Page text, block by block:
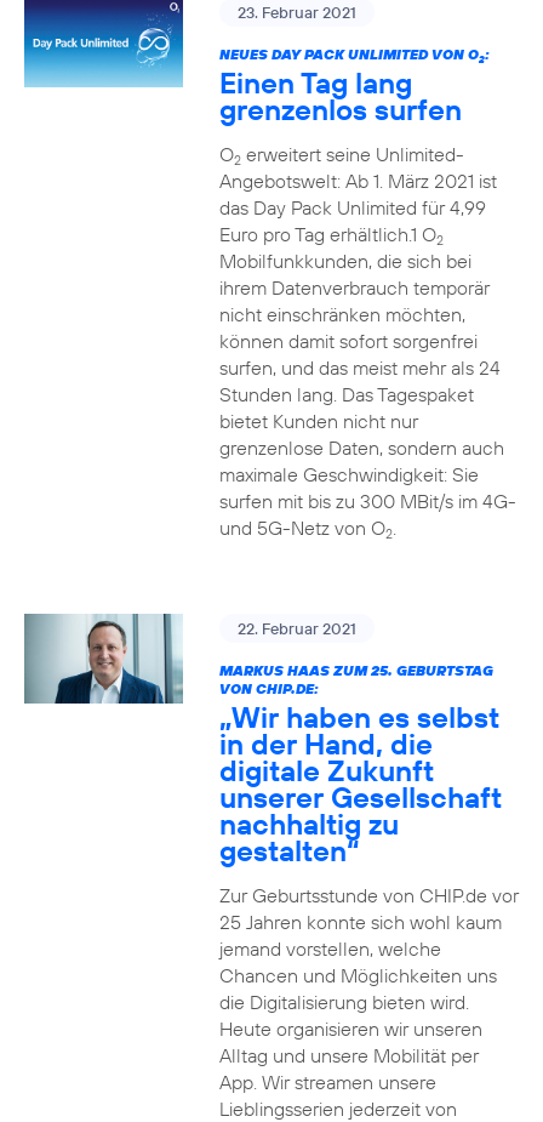
23. Februar 2021
NEUES DAY PACK UNLIMITED VON O2:
Einen Tag lang
grenzenlos surfen
O2erweitert seine Unlimited-
Angebotswelt: Ab 1. März 2021 ist
das Day Pack Unlimited für 4,99
Euro pro Tag erhältlich.1 O2
Mobilfunkkunden, die sich bei
ihrem Datenverbrauch temporär
nicht einschränken möchten,
können damit sofort sorgenfrei
surfen, und das meist mehr als 24
Stunden lang. Das Tagespaket
bietet Kunden nicht nur
grenzenlose Daten, sondern auch
maximale Geschwindigkeit: Sie
surfen mit bis zu 300 MBit/s im 4G-
und 5G-Netz von O2.
22. Februar 2021
MARKUS HAAS ZUM 25. GEBURTSTAG
VON CHIP.DE:
„Wir haben es selbst
in der Hand, die
digitale Zukunft
unserer Gesellschaft
nachhaltig zu
gestalten“
Zur Geburtsstunde von CHIP.de vor
25 Jahren konnte sich wohl kaum
jemand vorstellen, welche
Chancen und Möglichkeiten uns
die Digitalisierung bieten wird.
Heute organisieren wir unseren
Alltag und unsere Mobilität per
App. Wir streamen unsere
Lieblingsserien jederzeit von